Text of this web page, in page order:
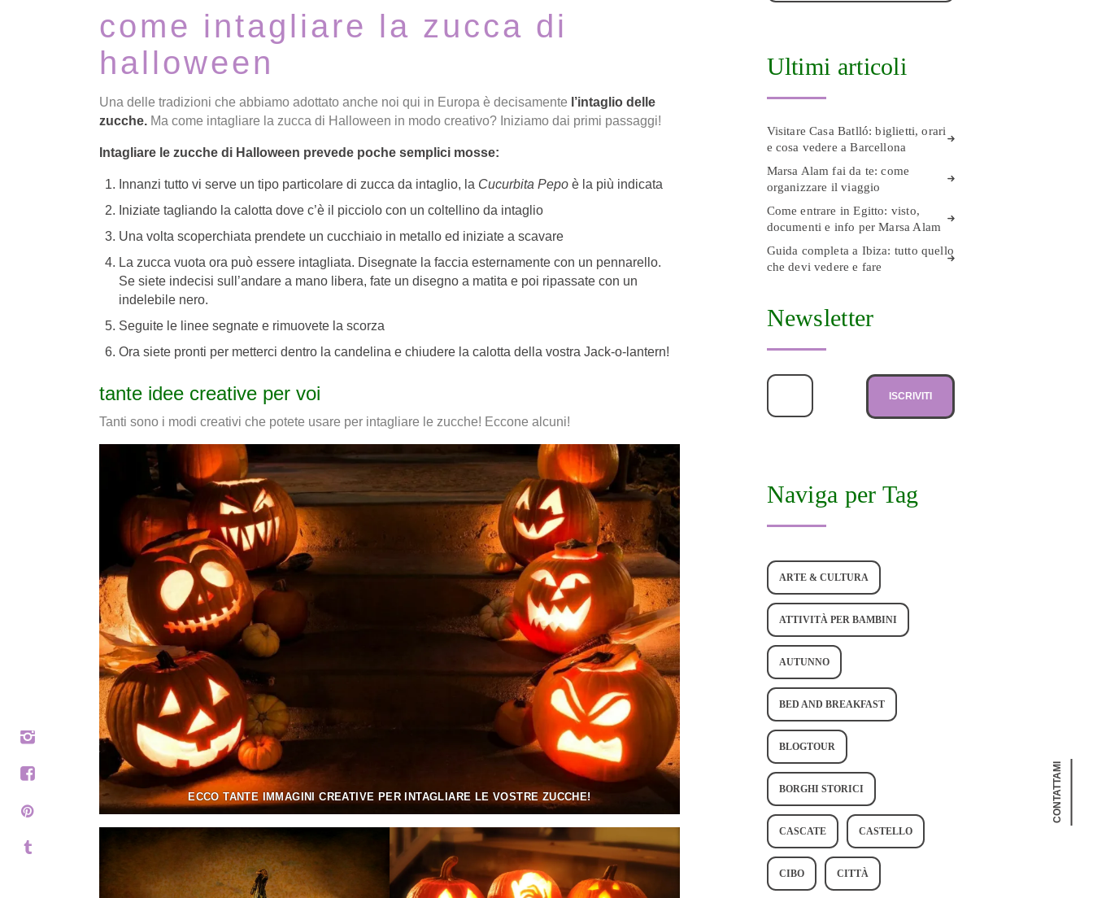
come intagliare la zucca di
halloween
Una delle tradizioni che abbiamo adottato anche noi qui in Europa è decisamente l’intaglio delle
zucche. Ma come intagliare la zucca di Halloween in modo creativo? Iniziamo dai primi passaggi!
Intagliare le zucche di Halloween prevede poche semplici mosse:
Innanzi tutto vi serve un tipo particolare di zucca da intaglio, la Cucurbita Pepo è la più indicata
Iniziate tagliando la calotta dove c’è il picciolo con un coltellino da intaglio
Una volta scoperchiata prendete un cucchiaio in metallo ed iniziate a scavare
La zucca vuota ora può essere intagliata. Disegnate la faccia esternamente con un pennarello.
Se siete indecisi sull’andare a mano libera, fate un disegno a matita e poi ripassate con un
indelebile nero.
Seguite le linee segnate e rimuovete la scorza
Ora siete pronti per metterci dentro la candelina e chiudere la calotta della vostra Jack-o-lantern!
tante idee creative per voi
Tanti sono i modi creativi che potete usare per intagliare le zucche! Eccone alcuni!
ECCO TANTE IMMAGINI CREATIVE PER INTAGLIARE LE VOSTRE ZUCCHE!
Ultimi articoli
Visitare Casa Batlló: biglietti, orari
e cosa vedere a Barcellona
Marsa Alam fai da te: come
organizzare il viaggio
Come entrare in Egitto: visto,
documenti e info per Marsa Alam
Guida completa a Ibiza: tutto quello
che devi vedere e fare
Newsletter
Naviga per Tag
ARTE & CULTURA
ATTIVITÀ PER BAMBINI
AUTUNNO
BED AND BREAKFAST
BLOGTOUR
BORGHI STORICI
CASCATE CASTELLO
CIBO CITTÀ
CONTATTAMI